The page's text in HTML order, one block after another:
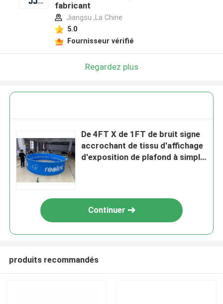
fabricant
Jiangsu ,La Chine
5.0
Fournisseur vérifié
Regardez plus
De 4FT X de 1FT de bruit signe
accrochant de tissu d'affichage
d'exposition de plafond à simple
Continuer
produits recommandés